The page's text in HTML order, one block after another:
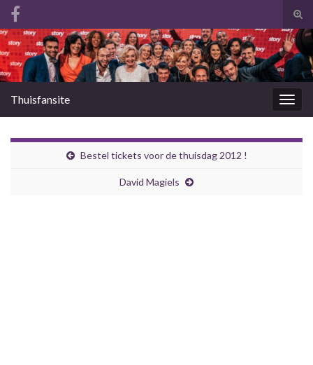
Search for:
Thuisfansite
Bestel tickets voor de thuisdag 2012 !
David Magiels